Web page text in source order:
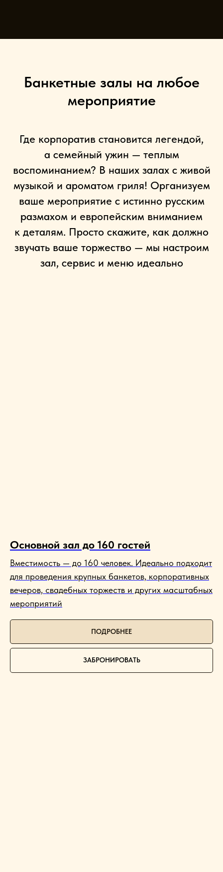
Банкетные залы на любое
мероприятие
Где корпоратив становится легендой,
а семейный ужин — теплым
воспоминанием? В наших залах с живой
музыкой и ароматом гриля! Организуем
ваше мероприятие с истинно русским
размахом и европейским вниманием
к деталям. Просто скажите, как должно
звучать ваше торжество — мы настроим
зал, сервис и меню идеально
Основной зал до 160 гостей
Вместимость — до 160 человек. Идеально подходит
для проведения крупных банкетов, корпоративных
вечеров, свадебных торжеств и других масштабных
мероприятий
ПОДРОБНЕЕ
ЗАБРОНИРОВАТЬ